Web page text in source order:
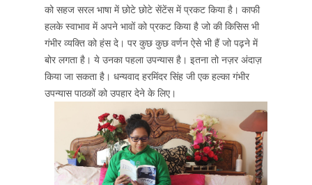
को सहज सरल भाषा में छोटे छोटे सेंटेंस में प्रकट किया है। काफी
हलके स्वाभाव में अपने भावों को प्रकट किया है जो की किसिस भी
गंभीर व्यक्ति को हंस दे। पर कुछ कुछ वर्णन ऐसे भी हैं जो पढ़ने में
बोर लगता है। ये उनका पहला उपन्यास है। इतना तो नज़र अंदाज़
किया जा सकता है। धन्यवाद हरमिंदर सिंह जी एक हल्का गंभीर
उपन्यास पाठकों को उपहार देने के लिए।